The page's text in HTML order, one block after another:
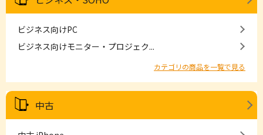
ビジネス向けPC
ビジネス向けモニター・プロジェク...
カテゴリの商品を一覧で見る
中古